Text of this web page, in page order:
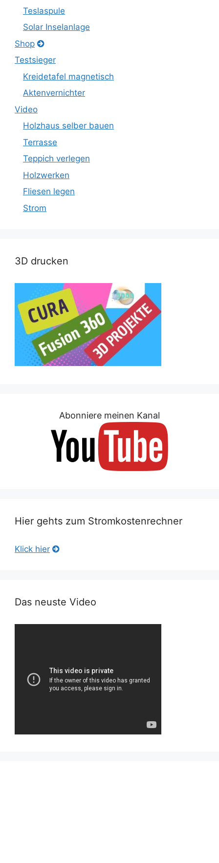
Teslaspule
Solar Inselanlage
Shop
Testsieger
Kreidetafel magnetisch
Aktenvernichter
Video
Holzhaus selber bauen
Terrasse
Teppich verlegen
Holzwerken
Fliesen legen
Strom
3D drucken
Abonniere meinen Kanal
Hier gehts zum Stromkostenrechner
Klick hier
Das neuste Video